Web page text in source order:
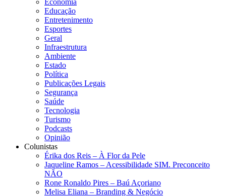
Educação
Entretenimento
Esportes
Geral
Infraestrutura
Ambiente
Estado
Política
Publicações Legais
Segurança
Saúde
Tecnologia
Turismo
Podcasts
Opinião
Colunistas
Érika dos Reis​ – À Flor da Pele
Jaqueline Ramos – Acessibilidade SIM. Preconceito
NÃO
Rone Ronaldo Pires – Baú Açoriano
Melisa Eliana – Branding & Negócio